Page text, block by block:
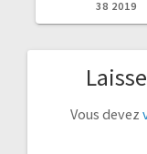
38 2019
Vous devez